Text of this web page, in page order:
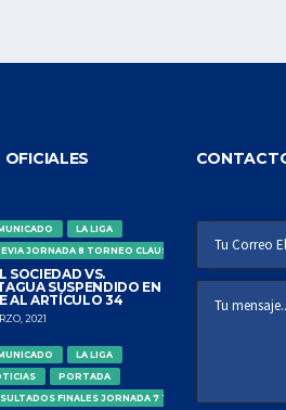
LA LIGA
JORNADA 8 TORNEO CLAUSURA
SOCIEDAD VS.
SUSPENDIDO EN
AL ARTÍCULO 34
2021
LA LIGA
PORTADA
FINALES JORNADA 7 TORNEO CLAUSURA